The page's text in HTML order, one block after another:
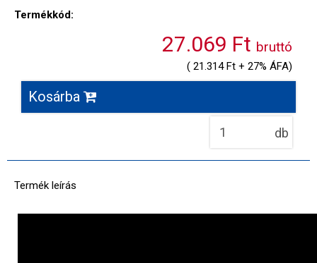
Termékkód:
27.069 Ft bruttó
( 21.314 Ft + 27% ÁFA)
Kosárba
db
Termék leírás